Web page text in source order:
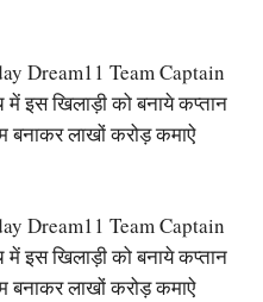
Dream11 Team Captain
खिलाड़ी को बनाये कप्तान
बनाकर लाखों करोड़ कमाऐ
Dream11 Team Captain
खिलाड़ी को बनाये कप्तान
बनाकर लाखों करोड़ कमाऐ